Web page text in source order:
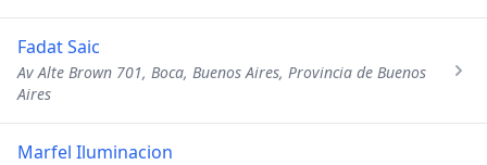
Fadat Saic
Av Alte Brown 701, Boca, Buenos Aires, Provincia de Buenos
Aires
Marfel Iluminacion